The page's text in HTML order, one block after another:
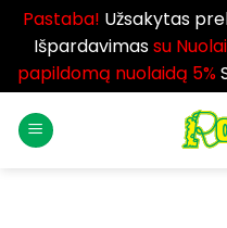
Pastaba! Užsakytas
Išpardavimassu
papildomą nuolaidą 5%